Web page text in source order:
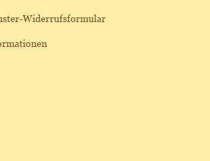
Widerrufsformular